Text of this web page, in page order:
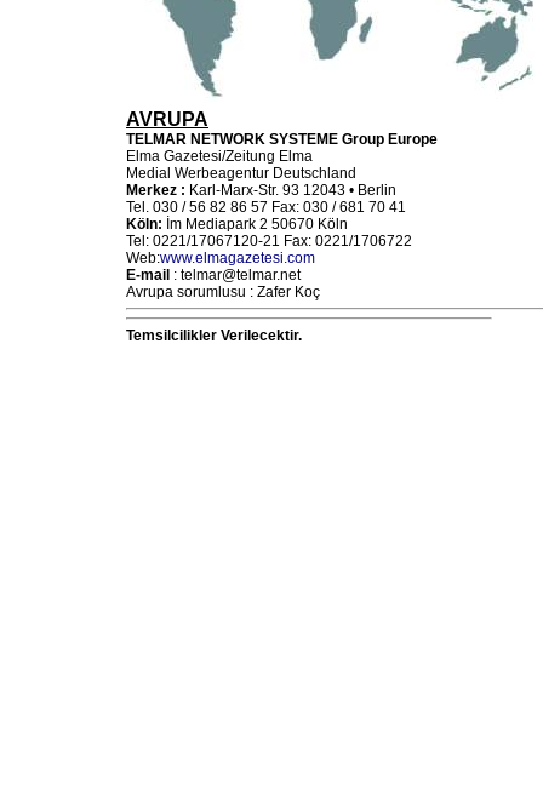
AVRUPA
TELMAR NETWORK SYSTEME Group Europe
Elma Gazetesi/Zeitung Elma
Medial Werbeagentur Deutschland
Merkez : Karl-Marx-Str. 93 12043 • Berlin
Tel. 030 / 56 82 86 57 Fax: 030 / 681 70 41
Köln: İm Mediapark 2 50670 Köln
Tel: 0221/17067120-21 Fax: 0221/1706722
Web:www.elmagazetesi.com
E-mail : telmar@telmar.net
Avrupa sorumlusu : Zafer Koç
Temsilcilikler Verilecektir.